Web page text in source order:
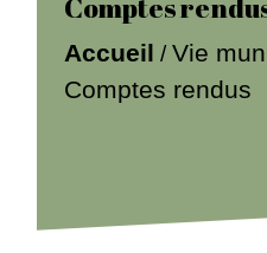
Comptes
Accueil /Vie
Comptes rendus